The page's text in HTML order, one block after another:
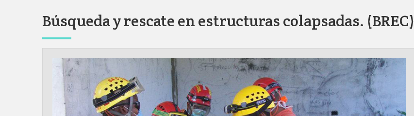
Búsqueda y rescate en estructuras colapsadas. (BREC)